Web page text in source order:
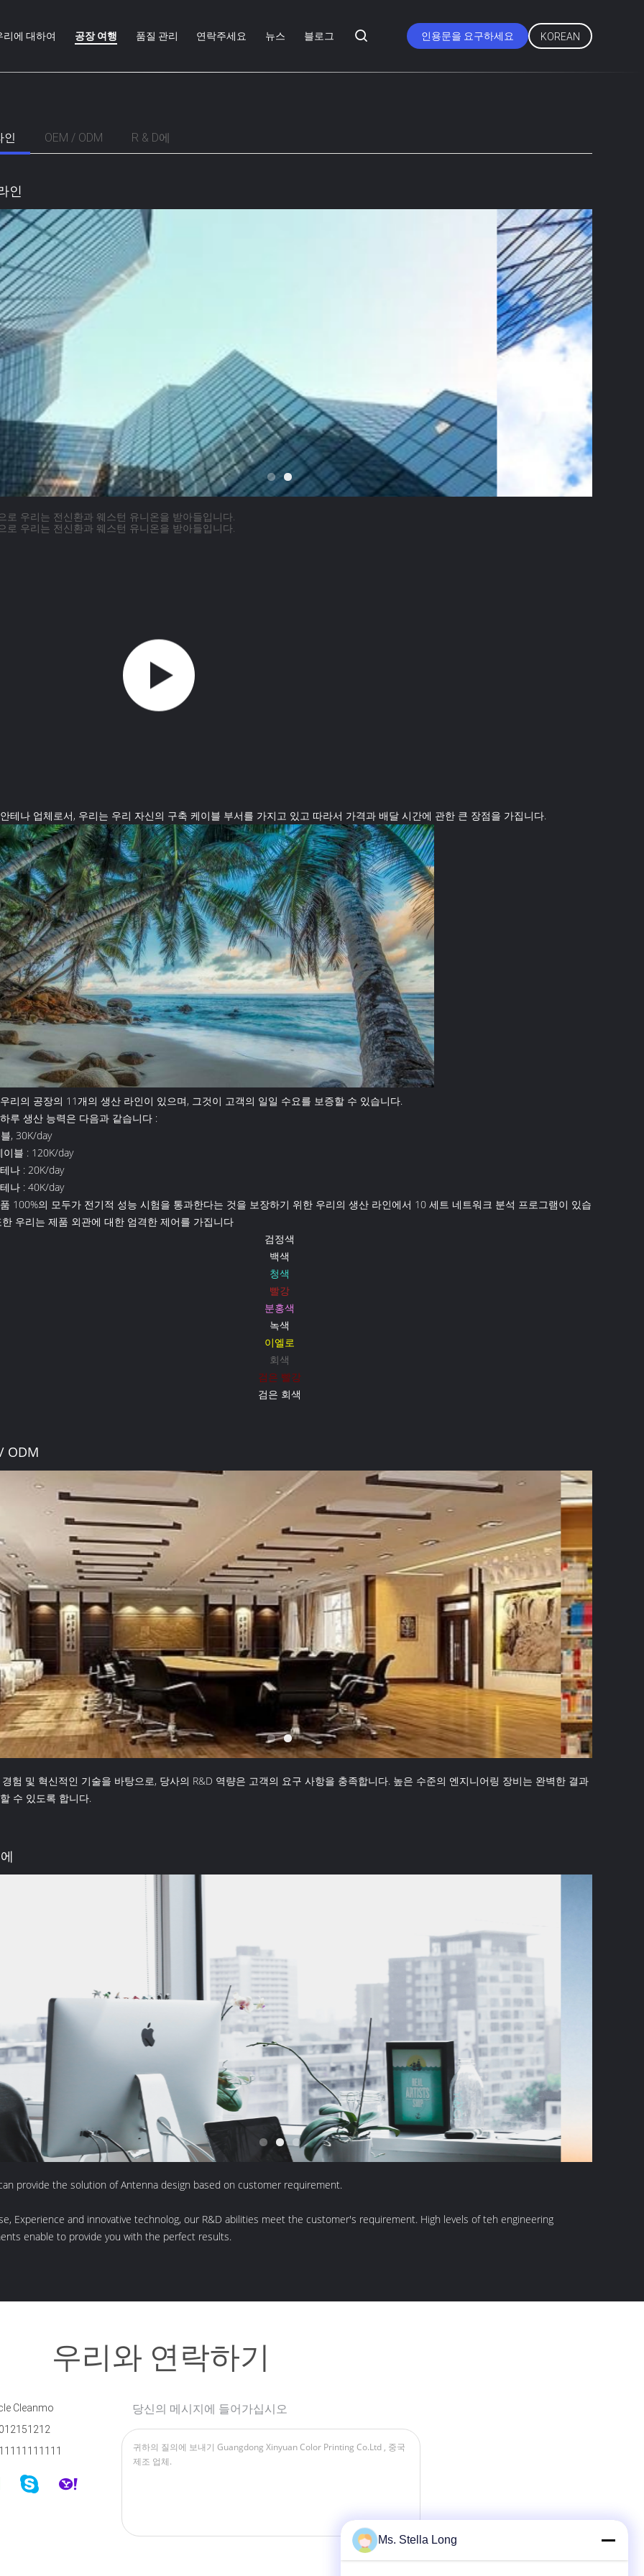
리에 대하여 공장 여행 품질 관리 연락주세요 뉴스 블로그 인용문을 요구하세요 KOREAN
인 OEM / ODM R & D에
인
로 우리는 전신환과 웨스턴 유니온을 받아들입니다.
로 우리는 전신환과 웨스턴 유니온을 받아들입니다.
테나 업체로서, 우리는 우리 자신의 구축 케이블 부서를 가지고 있고 따라서 가격과 배달 시간에 관한 큰 장점을 가집니다.
리의 공장의 11개의 생산 라인이 있으며, 그것이 고객의 일일 수요를 보증할 수 있습니다.
루 생산 능력은 다음과 같습니다 :
, 30K/day
이블 : 120K/day
나 : 20K/day
나 : 40K/day
100%의 모두가 전기적 성능 시험을 통과한다는 것을 보장하기 위한 우리의 생산 라인에서 10 세트 네트워크 분석 프로그램이 있습
우리는 제품 외관에 대한 엄격한 제어를 가집니다
검정색
백색
청색
빨강
분홍색
녹색
이엘로
회색
검은 빨강
검은 회색
ODM
험 및 혁신적인 기술을 바탕으로, 당사의 R&D 역량은 고객의 요구 사항을 충족합니다. 높은 수준의 엔지니어링 장비는 완벽한 결과
수 있도록 합니다.
provide the solution of Antenna design based on customer requirement.
Experience and innovative technolog, our R&D abilities meet the customer's requirement. High levels of teh engineering
enable to provide you with the perfect results.
우리와 연락하기
Cleanmo
당신의 메시지에 들어가십시오
Ms. Stella Long